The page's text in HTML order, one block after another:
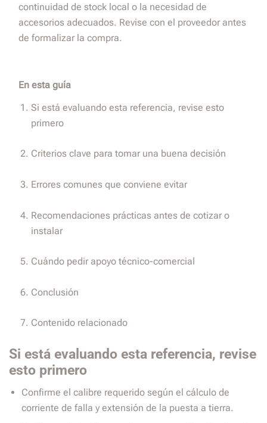
continuidad de stock local o la necesidad de
accesorios adecuados. Revise con el proveedor antes
de formalizar la compra.
En esta guía
Si está evaluando esta referencia, revise esto
primero
Criterios clave para tomar una buena decisión
Errores comunes que conviene evitar
Recomendaciones prácticas antes de cotizar o
instalar
Cuándo pedir apoyo técnico-comercial
Conclusión
Contenido relacionado
Si está evaluando esta referencia, revise
esto primero
Confirme el calibre requerido según el cálculo de
corriente de falla y extensión de la puesta a tierra.